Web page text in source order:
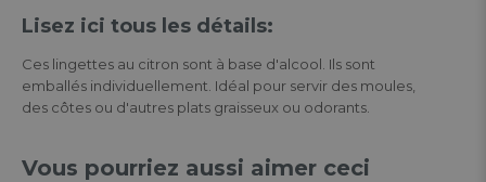
Lisez ici tous les détails:
Ces lingettes au citron sont à base d'alcool. Ils sont
emballés individuellement. Idéal pour servir des moules,
des côtes ou d'autres plats graisseux ou odorants.
Vous pourriez aussi aimer ceci